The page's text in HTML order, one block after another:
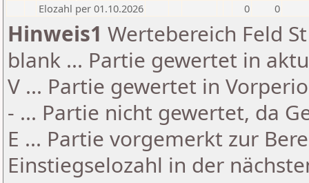
Elozahl per 01.10.2026
0 0
Hinweis1 Wertebereich Feld
blank ... Partie gewertet in
V ... Partie gewertet in
- ... Partie nicht gewertet, da
E ... Partie vorgemerkt zur
Einstiegselozahl in der